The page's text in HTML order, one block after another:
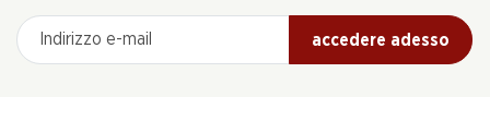
Indirizzo e-mail
accedere adesso